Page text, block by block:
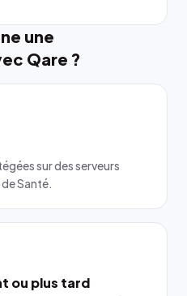
une
Qare ?
sur des serveurs
Santé.
ou plus tard